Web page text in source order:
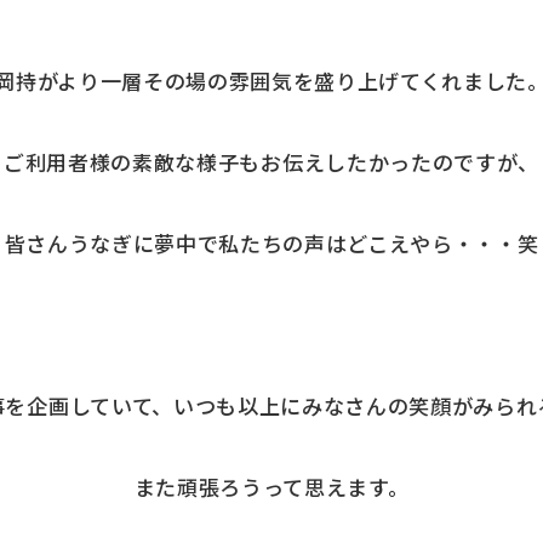
持がより一層その場の雰囲気を盛り上げてくれました
ご利用者様の素敵な様子もお伝えしたかったのですが、
皆さんうなぎに夢中で私たちの声はどこえやら・・・笑
企画していて、いつも以上にみなさんの笑顔がみら
また頑張ろうって思えます。